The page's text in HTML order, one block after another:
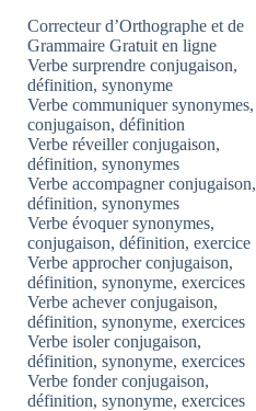
Correcteur d’Orthographe et de
Grammaire Gratuit en ligne
Verbe surprendre conjugaison,
définition, synonyme
Verbe communiquer synonymes,
conjugaison, définition
Verbe réveiller conjugaison,
définition, synonymes
Verbe accompagner conjugaison,
définition, synonymes
Verbe évoquer synonymes,
conjugaison, définition, exercice
Verbe approcher conjugaison,
définition, synonyme, exercices
Verbe achever conjugaison,
définition, synonyme, exercices
Verbe isoler conjugaison,
définition, synonyme, exercices
Verbe fonder conjugaison,
définition, synonyme, exercices